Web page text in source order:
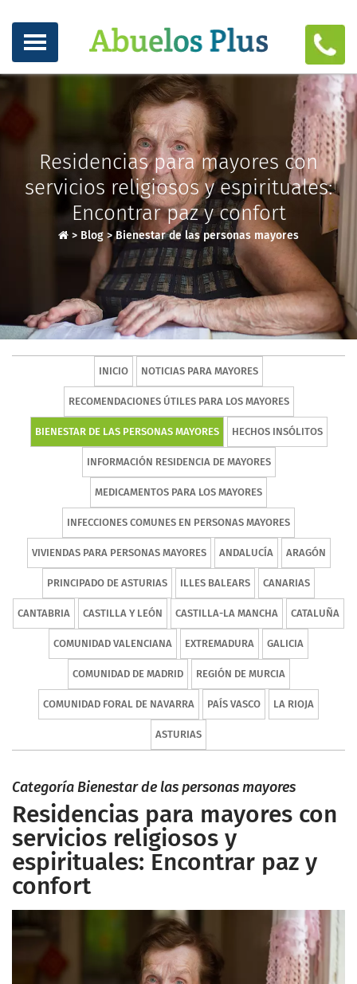
Residencias para mayores con
servicios religiosos y espirituales:
Encontrar paz y confort
> Blog >Bienestar de las personas mayores
INICIO NOTICIAS PARA MAYORES
RECOMENDACIONES ÚTILES PARA LOS MAYORES
BIENESTAR DE LAS PERSONAS MAYORES HECHOS INSÓLITOS
INFORMACIÓN RESIDENCIA DE MAYORES
MEDICAMENTOS PARA LOS MAYORES
INFECCIONES COMUNES EN PERSONAS MAYORES
VIVIENDAS PARA PERSONAS MAYORES ANDALUCÍA ARAGÓN
PRINCIPADO DE ASTURIAS ILLES BALEARS CANARIAS
CANTABRIA CASTILLA Y LEÓN CASTILLA-LA MANCHA CATALUÑA
COMUNIDAD VALENCIANA EXTREMADURA GALICIA
COMUNIDAD DE MADRID REGIÓN DE MURCIA
COMUNIDAD FORAL DE NAVARRA PAÍS VASCO LA RIOJA
ASTURIAS
Categoría Bienestar de las personas mayores
Residencias para mayores con
servicios religiosos y
espirituales: Encontrar paz y
confort